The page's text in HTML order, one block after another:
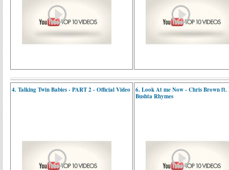
4. Talking Twin Babies - PART 2 - Official Video
6. Look At me Now - Chris Brown ft.
Bushta Rhymes